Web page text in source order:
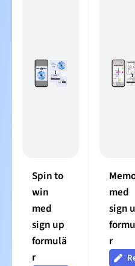
Spin to
win
med
sign up
formulä
r
med
sign
r